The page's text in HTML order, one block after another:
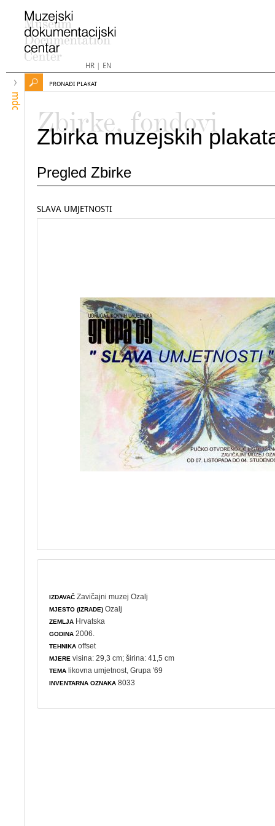
HR| EN
mdc
PRONAĐI PLAKAT
Zbirke, fondovi
Zbirka muzejskih
Pregled Zbirke
SLAVA UMJETNOSTI
IZDAVAČ Zavičajni muzej Ozalj
MJESTO (IZRADE) Ozalj
ZEMLJA Hrvatska
GODINA 2006.
TEHNIKA offset
MJERE visina: 29,3 cm; širina: 41,5 cm
TEMA likovna umjetnost , Grupa '69
INVENTARNA OZNAKA 8033